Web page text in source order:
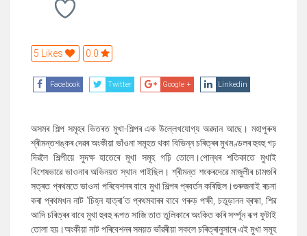
5 Likes 0.0
Facebook Twitter Google + Linkedin
অসমৰ শিল্প সমূহৰ ভিতৰত মুখা-শিল্পৰ এক উল্লেখযোগ্য অৱদান আছে। মহাপুৰুষ
শ্ৰীমন্তশঙ্কৰ দেৱৰ অংকীয়া ভাঁওনা সমূহত থকা বিভিন্ন চৰিত্ৰৰ মুখমণ্ডলৰ হুবহু গঢ়
দিৱলৈ শিল্পীয়ে সুদক্ষ হাতেৰে মূখা সমূহ গঢ়ি তোলে।পোন্ধৰ শতিকাতে মুখাই
বিশেষভাৱে ভাওনাৰ অভিনয়ত স্থান পাইছিল। শ্ৰীমন্ত শংকৰদেৱে মাজুলীৰ চামগুৰি
সত্ৰত প্ৰথমতে ভাওনা পৰিবেশনৰ বাবে মুখা শিল্পৰ প্ৰবৰ্তন কৰিছিল।গুৰুজনাই ৰচনা
কৰা প্ৰথমখন নাট ‘চিহ্ন যাত্ৰা‘ত প্ৰথমবাৰৰ বাবে গৰুড় পক্ষী, চতুড়ানন ব্ৰহ্মা, শিৱ
আদি চৰিত্ৰৰ বাবে মুখা হুবহু ৰূপত সাজি তাত তুলিকাৰে অংকিত কৰি সৰ্ম্পূন ৰূপ ফুটাই
তোলা হয়।অংকীয়া নাট পৰিবেশনৰ সময়ত ভাঁৱৰীয়া সকলে চৰিত্ৰানুসাৰে এই মুখা সমূহ